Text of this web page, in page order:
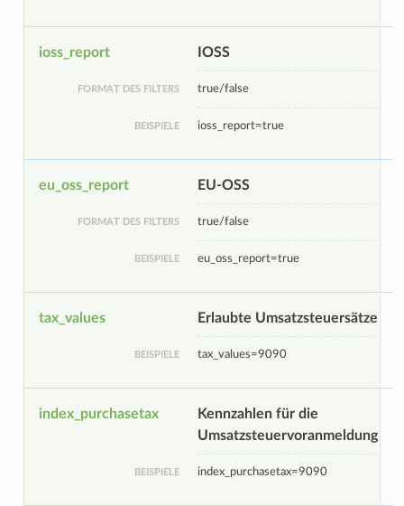
ioss_report IOSS
FORMAT DES FILTERS true/false
BEISPIELE ioss_report=true
eu_oss_report EU-OSS
FORMAT DES FILTERS true/false
BEISPIELE eu_oss_report=true
tax_values Erlaubte Umsatzsteuersätze
BEISPIELE tax_values=9090
index_purchasetax
Kennzahlen für die
Umsatzsteuervoranmeldung
BEISPIELE index_purchasetax=9090